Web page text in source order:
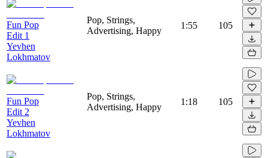
Fun Pop
Edit 1
Yevhen
Lokhmatov
Pop, Strings,
Advertising, Happy
1:55 105
Fun Pop
Edit 2
Yevhen
Lokhmatov
Pop, Strings,
Advertising, Happy
1:18 105